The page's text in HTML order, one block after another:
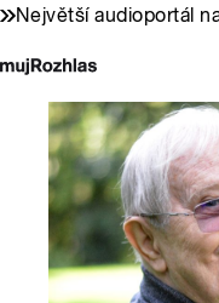
Největší audioportál